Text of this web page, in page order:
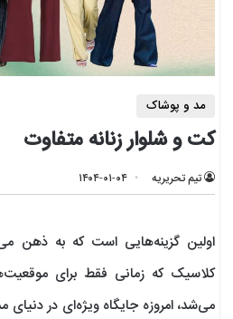
مد و پوشاک
کت و شلوار زنانه متفاوت
تیم تحریریه ۱۴۰۴-۰۱-۰۴
اولین گزینه‌هایی است که به ذهن
کلاسیک که زمانی فقط برای
می‌شد، امروزه جایگاه ویژه‌ای در